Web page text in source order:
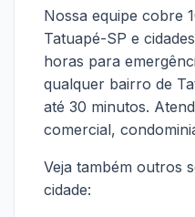
Nossa equipe cobre
Tatuapé-SP e
horas para
qualquer bairro de
até 30 minutos.
comercial,
Veja também outros
cidade: